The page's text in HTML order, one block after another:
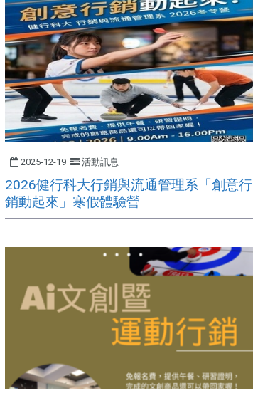
2025-12-19 活動訊息
​2026健行科大行銷與流通管理系「創意行
銷動起來」寒假體驗營